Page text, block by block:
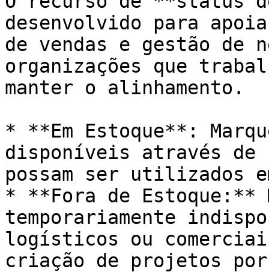
desenvolvido para
de vendas e gestão de
organizações que
manter o alinhamento.
* **Em Estoque**:
disponíveis através de
possam ser utilizados
* **Fora de Estoque:**
temporariamente
logísticos ou
criação de projetos por